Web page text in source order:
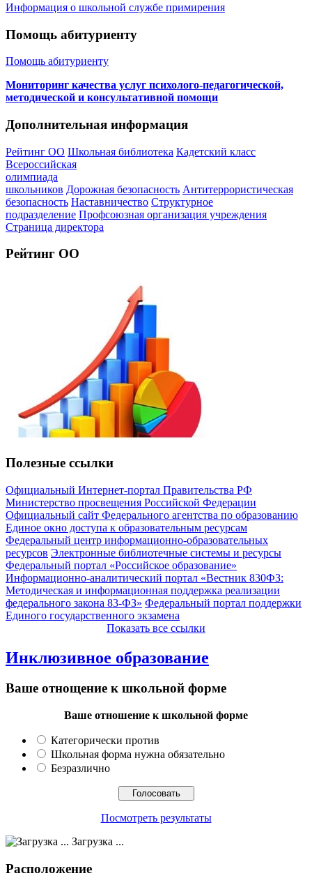
Информация о школьной службе примирения
Помощь абитуриенту
Помощь абитуриенту
Мониторинг качества услуг психолого-педагогической,
методической и консультативной помощи
Дополнительная информация
Рейтинг ОО Школьная библиотека Кадетский класс
Всероссийская
олимпиада
школьников Дорожная безопасность Антитеррористическая
безопасность Наставничество Структурное
подразделение Профсоюзная организация учреждения
Страница директора
Рейтинг ОО
Полезные ссылки
Официальный Интернет-портал Правительства РФ
Министерство просвещения Российской Федерации
Официальный сайт Федерального агентства по образованию
Единое окно доступа к образовательным ресурсам
Федеральный центр информационно-образовательных
ресурсов Электронные библиотечные системы и ресурсы
Федеральный портал «Российское образование»
Информационно-аналитический портал «Вестник 830ФЗ:
Методическая и информационная поддержка реализации
федерального закона 83-ФЗ» Федеральный портал поддержки
Единого государственного экзамена
Показать все ссылки
Инклюзивное образование
Ваше отнощение к школьной форме
Ваше отношение к школьной форме
Категорически против
Школьная форма нужна обязательно
Безразлично
Посмотреть результаты
Загрузка ...
Расположение